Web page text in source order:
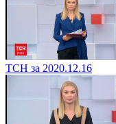
ТСН за 2020.12.16